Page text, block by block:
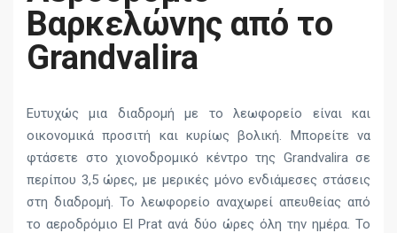
Βαρκελώνης από το
Grandvalira
Ευτυχώς μια διαδρομή με το λεωφορείο είναι και
οικονομικά προσιτή και κυρίως βολική. Μπορείτε να
φτάσετε στο χιονοδρομικό κέντρο της Grandvalira σε
περίπου 3,5 ώρες, με μερικές μόνο ενδιάμεσες στάσεις
στη διαδρομή. Το λεωφορείο αναχωρεί απευθείας από
το αεροδρόμιο El Prat ανά δύο ώρες όλη την ημέρα. Το